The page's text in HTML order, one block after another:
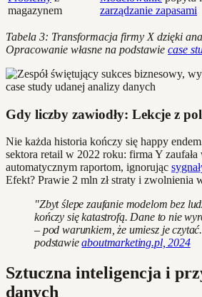
magazynem
zarządzanie zapasami
Tabela 3: Transformacja firmy X dzięki
Opracowanie własne na podstawie case
Gdy liczby zawiodły: Lekcje z
Nie każda historia kończy się happy
sektora retail w 2022 roku: firma Y zaufała
automatycznym raportom, ignorując
Efekt? Prawie 2 mln zł straty i zwolnienia
"Zbyt ślepe zaufanie modelom bez
kończy się katastrofą. Dane to nie
– pod warunkiem, że umiesz je
podstawieaboutmarketing.pl, 2024
Sztuczna inteligencja i
danych